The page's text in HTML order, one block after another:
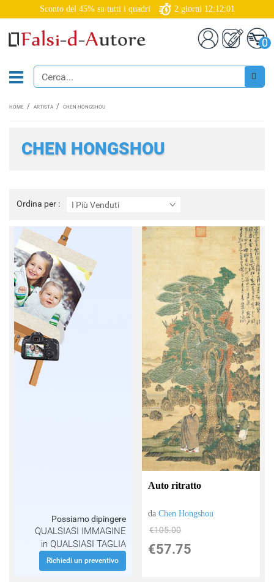
Sconto del 45% su tutti i quadri 2 giorni 12:12:00
0
HOME ARTISTA CHEN HONGSHOU
CHEN HONGSHOU
Ordina per : I Più Venduti
Ordina
per
Possiamo dipingere
QUALSIASI IMMAGINE
in QUALSIASI TAGLIA
Richiedi un preventivo
Auto ritratto
daChen Hongshou
€105.00
€57.75